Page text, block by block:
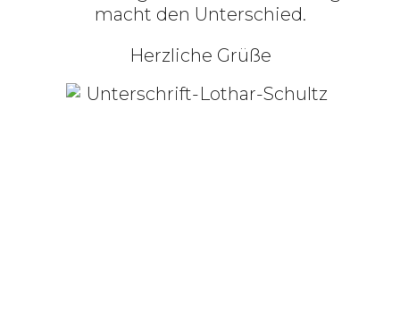
macht den Unterschied.
Herzliche Grüße